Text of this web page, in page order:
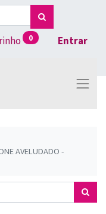
0 Entrar
AVELUDADO -